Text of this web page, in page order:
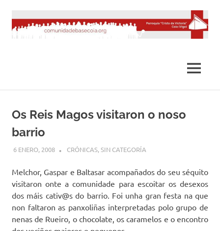
contenido
MENÚ
Os Reis Magos visitaron o noso
barrio
6 ENERO, 2008 DESARROLLO
CRÓNICAS,SIN CATEGORÍA
Melchor, Gaspar e Baltasar acompañados do seu séquito
visitaron onte a comunidade para escoitar os desexos
dos máis cativ@s do barrio. Foi unha gran festa na que
non faltaron as panxoliñas interpretadas polo grupo de
nenas de Rueiro, o chocolate, os caramelos e o encontro